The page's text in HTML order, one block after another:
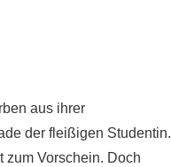
aus ihrer
der fleißigen Studentin.
zum Vorschein. Doch